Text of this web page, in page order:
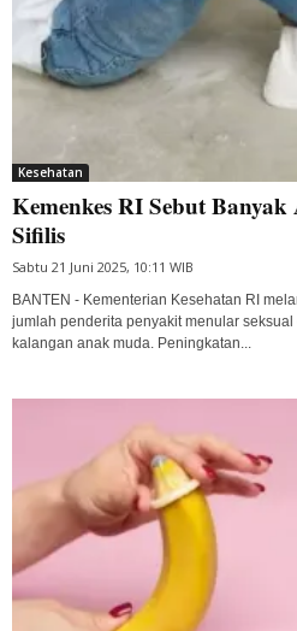
Kesehatan
Kemenkes RI Sebut
Sifilis
Sabtu 21 Juni 2025, 10:11 WIB
BANTEN - Kementerian Kesehatan RI
jumlah penderita penyakit menular
kalangan anak muda. Peningkatan...